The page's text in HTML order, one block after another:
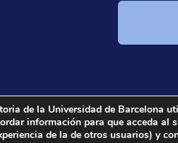
Respiratoria.All rights
de la Universidad de Barcelona
información para que acceda al
de la de otros usuarios) y